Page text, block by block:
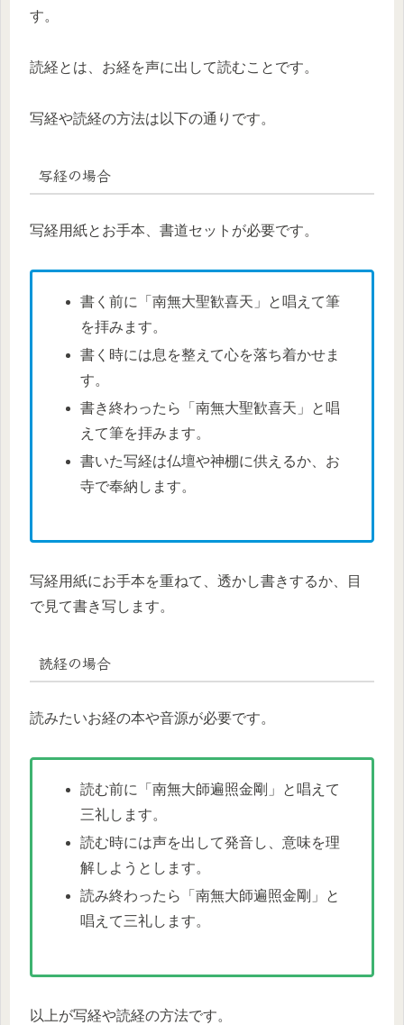
す。
読経とは、お経を声に出して読むことです。
写経や読経の方法は以下の通りです。
写経の場合
写経用紙とお手本、書道セットが必要です。
書く前に「南無大聖歓喜天」と唱えて筆
を拝みます。
書く時には息を整えて心を落ち着かせま
す。
書き終わったら「南無大聖歓喜天」と唱
えて筆を拝みます。
書いた写経は仏壇や神棚に供えるか、お
寺で奉納します。
写経用紙にお手本を重ねて、透かし書きするか、目
で見て書き写します。
読経の場合
読みたいお経の本や音源が必要です。
読む前に「南無大師遍照金剛」と唱えて
三礼します。
読む時には声を出して発音し、意味を理
解しようとします。
読み終わったら「南無大師遍照金剛」と
唱えて三礼します。
以上が写経や読経の方法です。